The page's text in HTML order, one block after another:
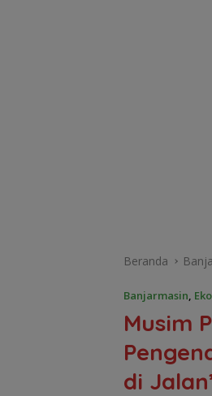
Beranda
Banjarmasin,
Musim
di